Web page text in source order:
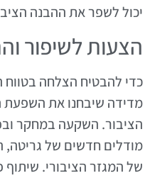
יכול לשפר את ההבנה
הצעות לשיפור
כדי להבטיח הצלחה
מדידה שיבחנו את השפעת
הציבור. השקעה במחקר
מודלים חדשים של
של המגזר הציבורי. שיתוף